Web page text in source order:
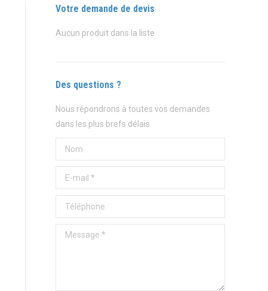
Votre demande de devis
Aucun produit dans la liste
Des questions ?
Nous répondrons à toutes vos demandes
dans les plus brefs délais.
Nom
E-mail *
Téléphone
Message *